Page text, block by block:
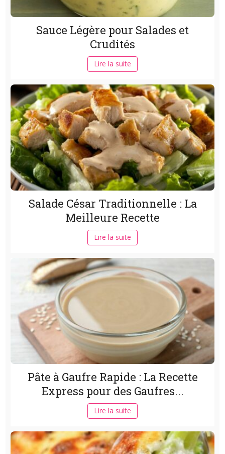
Sauce Légère pour Salades et
Crudités
Lire la suite
Salade César Traditionnelle : La
Meilleure Recette
Lire la suite
Pâte à Gaufre Rapide : La Recette
Express pour des Gaufres...
Lire la suite